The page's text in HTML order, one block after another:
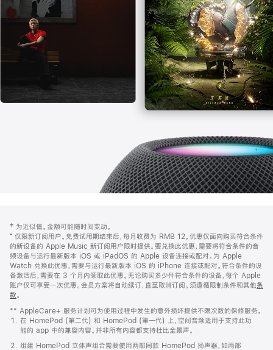
开)
页
页
脚
注
‡ 为近似值。金额可能随时间变动。
⁺ 仅限新订阅用户。免费试用期结束后，每月收费为 RMB 12。优惠仅面向购买符合条件
的新设备的 Apple Music 新订阅用户限时提供。要兑换此优惠，需要将符合条件的音
频设备与运行最新版本 iOS 或 iPadOS 的 Apple 设备连接或配对。为 Apple
Watch 兑换此优惠，需要与运行最新版本 iOS 的 iPhone 连接或配对。符合条件的设
备激活后，需要在 3 个月内领取此优惠。无论购买多少件符合条件的设备，每个 Apple
账户仅可享受一次优惠。会员方案将自动续订，直至取消订阅。须遵循限制条件和其他条
款。
窗
口
中
打
** AppleCare+ 服务计划可为使用过程中发生的意外损坏提供不限次数的保修服务。
在 HomePod (第二代) 和 HomePod (第一代) 上，空间音频适用于支持此功
能的 app 中的兼容内容。并非所有内容都支持杜比全景声。
组建 HomePod 立体声组合需要使用两部同款 HomePod 扬声器，如两部